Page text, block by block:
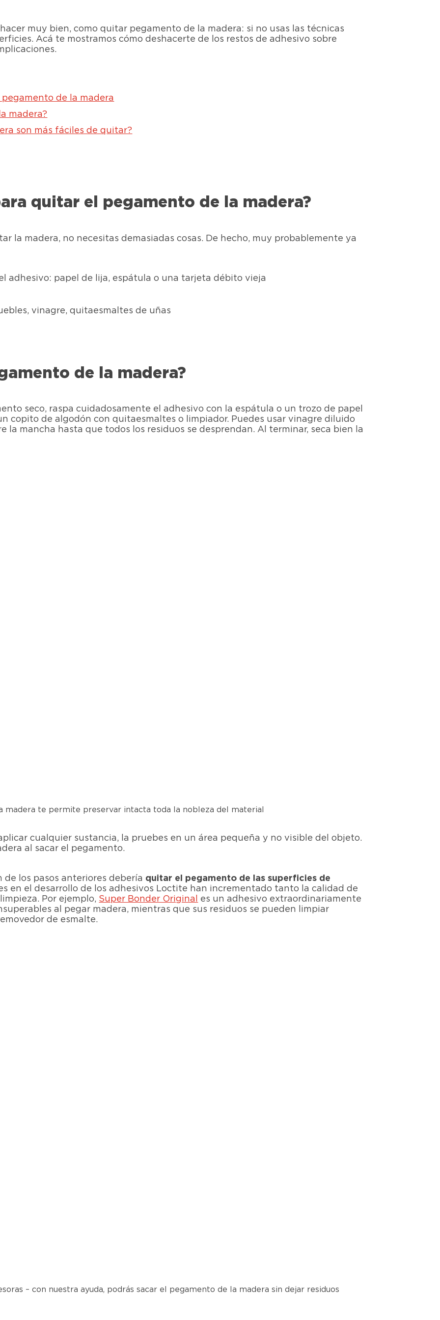
muy bien, como quitar pegamento de la madera: si no usas las técnicas
Acá te mostramos cómo deshacerte de los restos de adhesivo sobre
de la madera
madera?
son más fáciles de quitar?
quitar el pegamento de la madera?
la madera, no necesitas demasiadas cosas. De hecho, muy probablemente ya
adhesivo: papel de lija, espátula o una tarjeta débito vieja
vinagre, quitaesmaltes de uñas
de la madera?
seco, raspa cuidadosamente el adhesivo con la espátula o un trozo de papel
copito de algodón con quitaesmaltes o limpiador. Puedes usar vinagre diluido
la mancha hasta que todos los residuos se desprendan. Al terminar, seca bien la
madera te permite preservar intacta toda la nobleza del material
cualquier sustancia, la pruebes en un área pequeña y no visible del objeto.
al sacar el pegamento.
los pasos anteriores debería quitar el pegamento de las superficies de
en el desarrollo de los adhesivos Loctite han incrementado tanto la calidad de
Por ejemplo, Super Bonder Original
es un adhesivo extraordinariamente
al pegar madera, mientras que sus residuos se pueden limpiar
de esmalte.
– con nuestra ayuda, podrás sacar el pegamento de la madera sin dejar residuos